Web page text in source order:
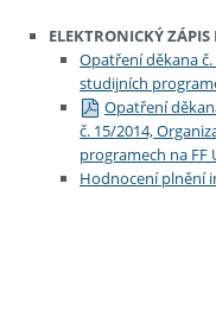
ELEKTRONICKÝ
Opatření děkana
studijních
Opatření
č. 15/2014,
programech na FF
Hodnocení plnění